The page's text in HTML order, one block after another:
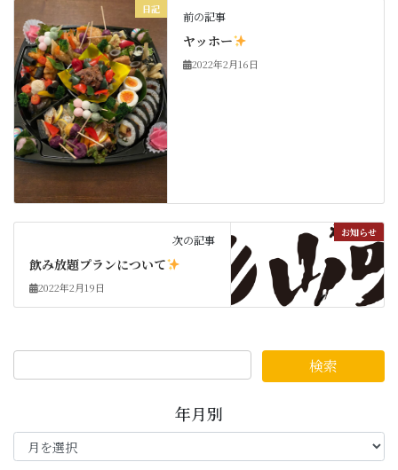
日記
前の記事
ヤッホー
2022年2月16日
お知らせ
次の記事
飲み放題プランについて
2022年2月19日
年月別
年
月